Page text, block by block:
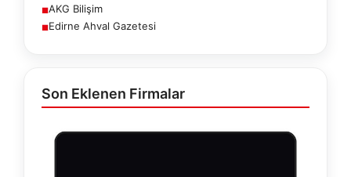
■AKG Bilişim
■Edirne Ahval Gazetesi
Son Eklenen Firmalar